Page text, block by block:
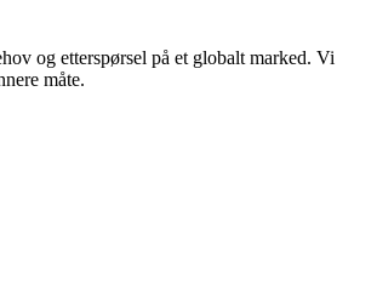
og etterspørsel på et globalt marked. Vi
måte.